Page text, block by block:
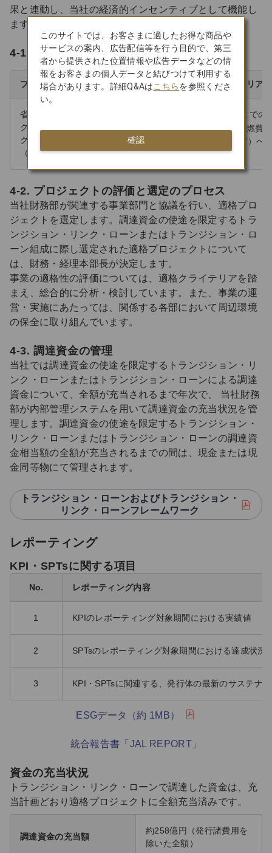
果と連動し、当社の経済的インセンティブとして機能し
ます。
4-1. 調達資金の使途
プロジェクトカテゴリ 適格クライテリア
省燃費機材への更新
グリーンローン原則：
クリーン輸送
（環境目的：気候変動の緩和）
「2030年度までの
に掲げた、省燃費
（A350・787）へ
4-2. プロジェクトの評価と選定のプロセス
当社財務部が関連する事業部門と協議を行い、適格プロ
ジェクトを選定します。調達資金の使途を限定するトラ
ンジション・リンク・ローンまたはトランジション・ロ
ーン組成に際し選定された適格プロジェクトについて
は、財務・経理本部長が決定します。
事業の適格性の評価については、適格クライテリアを踏
まえ、総合的に分析・検討しています。また、事業の運
営・実施にあたっては、関係する各部において周辺環境
の保全に取り組んでいます。
4-3. 調達資金の管理
当社では調達資金の使途を限定するトランジション・リ
ンク・ローンまたはトランジション・ローンによる調達
資金について、全額が充当されるまで年次で、 当社財務
部が内部管理システムを用いて調達資金の充当状況を管
理します。調達資金の使途を限定するトランジション・
リンク・ローンまたはトランジション・ローンの調達資
金相当額の全額が充当されるまでの間は、現金または現
金同等物にて管理されます。
トランジション・ローンおよびトランジション・
リンク・ローンフレームワーク
レポーティング
KPI・SPTsに関する項目
No. レポーティング内容
1 KPIのレポーティング対象期間における実績値
2 SPTsのレポーティング対象期間における達成状況
3 KPI・SPTsに関連する、発行体の最新のサステナ
ESGデータ（約 1MB）
統合報告書「JAL REPORT」
資金の充当状況
トランジション・リンク・ローンで調達した資金は、充
当計画どおり適格プロジェクトに全額充当済みです。
調達資金の充当額
約258億円（発行諸費用を
除いた全額）
このサイトでは、お客さまに適したお得な商品や
サービスの案内、広告配信等を行う目的で、第三
者から提供された位置情報や広告データなどの情
報をお客さまの個人データと結びつけて利用する
場合があります。詳細Q&Aはこちらを参照くださ
い。
確認